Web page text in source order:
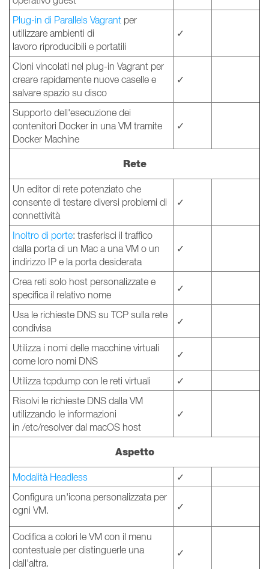
Plug-in di Parallels Vagrant per
utilizzare ambienti di
lavoro riproducibili e portatili
✓
Cloni vincolati nel plug-in Vagrant per
creare rapidamente nuove caselle e
salvare spazio su disco
✓
Supporto dell'esecuzione dei
contenitori Docker in una VM tramite
Docker Machine
✓
Rete
Un editor di rete potenziato che
consente di testare diversi problemi di
connettività
✓
Inoltro di porte: trasferisci il traffico
dalla porta di un Mac a una VM o un
indirizzo IP e la porta desiderata
✓
Crea reti solo host personalizzate e
specifica il relativo nome
✓
Usa le richieste DNS su TCP sulla rete
condivisa
✓
Utilizza i nomi delle macchine virtuali
come loro nomi DNS
✓
Utilizza tcpdump con le reti virtuali
✓
Risolvi le richieste DNS dalla VM
utilizzando le informazioni
in /etc/resolver dal macOS host
✓
Aspetto
Modalità Headless
✓
Configura un'icona personalizzata per
ogni VM.
✓
Codifica a colori le VM con il menu
contestuale per distinguerle una
dall'altra.
✓